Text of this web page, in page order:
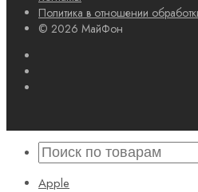
Политика в отношении
© 2026 МайФон
Apple